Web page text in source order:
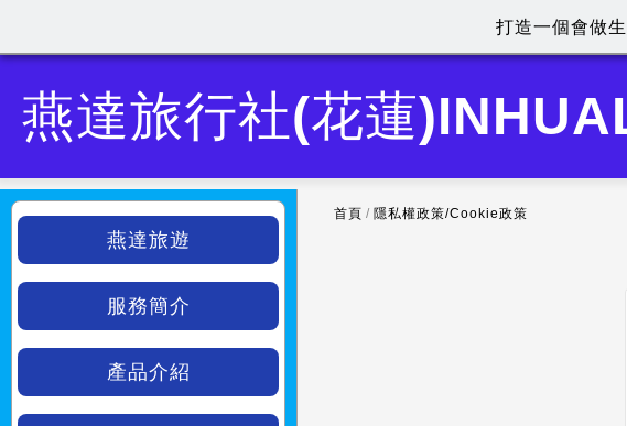
燕達旅行社(花蓮
首頁 / 隱私權政策/Cookie政策
燕達旅遊
服務簡介
產品介紹
打造一個會做